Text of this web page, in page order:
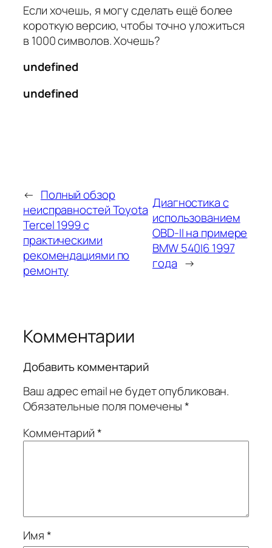
Если хочешь, я могу сделать ещё более
короткую версию, чтобы точно уложиться
в 1000 символов. Хочешь?
undefined
undefined
← Полный обзор
неисправностей Toyota
Tercel 1999 с
практическими
рекомендациями по
ремонту
Диагностика с
использованием
OBD-II на примере
BMW 540I6 1997
года →
Комментарии
Добавить комментарий
Ваш адрес email не будет опубликован.
Обязательные поля помечены*
Комментарий*
Имя*